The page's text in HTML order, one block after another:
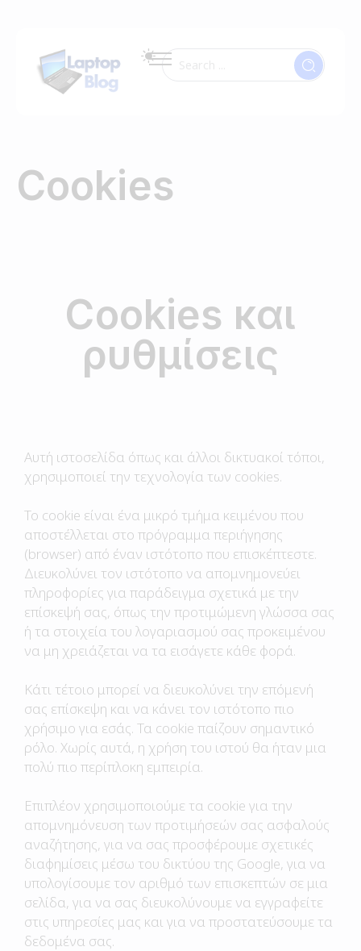
Cookies
Cookies και
ρυθμίσεις
Αυτή ιστοσελίδα όπως και άλλοι δικτυακοί τόποι,
χρησιμοποιεί την τεχνολογία των cookies.
Το cookie είναι ένα μικρό τμήμα κειμένου που
αποστέλλεται στο πρόγραμμα περιήγησης
(browser) από έναν ιστότοπο που επισκέπτεστε.
Διευκολύνει τον ιστότοπο να απομνημονεύει
πληροφορίες για παράδειγμα σχετικά με την
επίσκεψή σας, όπως την προτιμώμενη γλώσσα σας
ή τα στοιχεία του λογαριασμού σας προκειμένου
να μη χρειάζεται να τα εισάγετε κάθε φορά.
Κάτι τέτοιο μπορεί να διευκολύνει την επόμενή
σας επίσκεψη και να κάνει τον ιστότοπο πιο
χρήσιμο για εσάς. Τα cookie παίζουν σημαντικό
ρόλο. Χωρίς αυτά, η χρήση του ιστού θα ήταν μια
πολύ πιο περίπλοκη εμπειρία.
Επιπλέον χρησιμοποιούμε τα cookie για την
απομνημόνευση των προτιμήσεών σας ασφαλούς
αναζήτησης, για να σας προσφέρουμε σχετικές
διαφημίσεις μέσω του δικτύου της Google, για να
υπολογίσουμε τον αριθμό των επισκεπτών σε μια
σελίδα, για να σας διευκολύνουμε να εγγραφείτε
στις υπηρεσίες μας και για να προστατεύσουμε τα
δεδομένα σας.